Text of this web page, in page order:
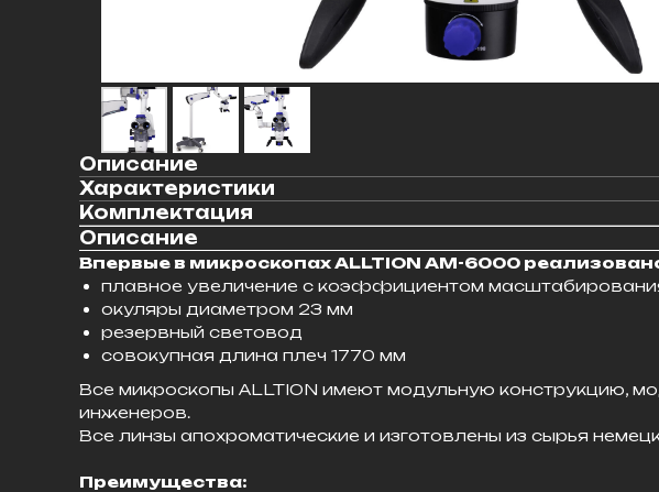
Описание
Характеристики
Комплектация
Описание
Впервые в микроскопах ALLTION AM-6000
плавное увеличение с коэффициентом
окуляры диаметром 23 мм
резервный световод
совокупная длина плеч 1770 мм
Все микроскопы ALLTION имеют модульную конструкцию,
инженеров.
Все линзы апохроматические и изготовлены из сырья
Преимущества: